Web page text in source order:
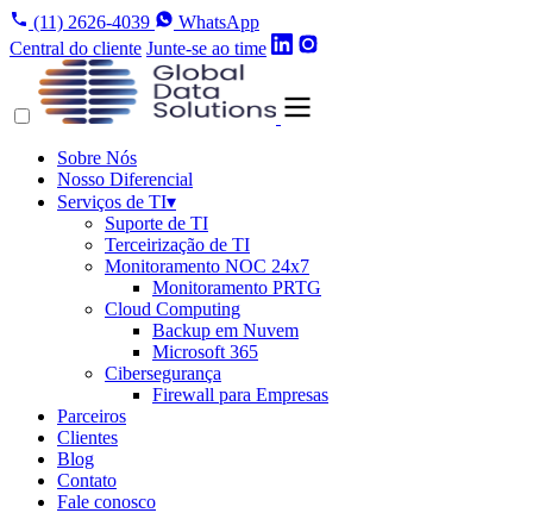
(11) 2626-4039
WhatsApp
Central do cliente Junte-se ao time
Sobre Nós
Nosso Diferencial
Serviços de TI▾
Suporte de TI
Terceirização de TI
Monitoramento NOC 24x7
Monitoramento PRTG
Cloud Computing
Backup em Nuvem
Microsoft 365
Cibersegurança
Firewall para Empresas
Parceiros
Clientes
Blog
Contato
Fale conosco